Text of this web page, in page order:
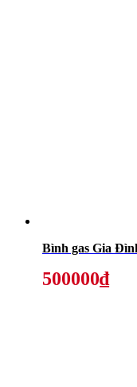
Bình gas Gia
500000₫